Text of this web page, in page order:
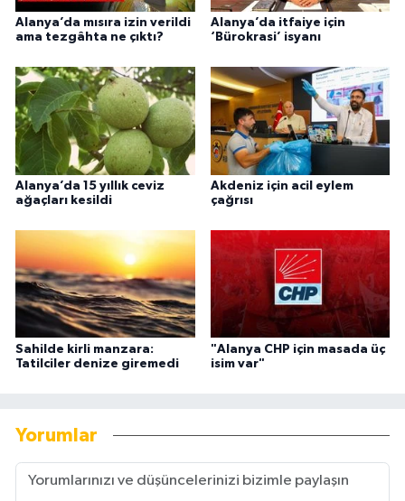
Alanya’da mısıra izin verildi
ama tezgâhta ne çıktı?
Alanya’da itfaiye için
‘Bürokrasi’ isyanı
Alanya’da 15 yıllık ceviz
ağaçları kesildi
Akdeniz için acil eylem
çağrısı
Sahilde kirli manzara:
Tatilciler denize giremedi
"Alanya CHP için masada üç
isim var"
Yorumlar